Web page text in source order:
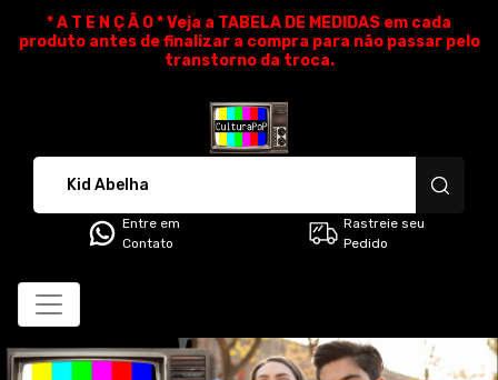
* A T E N Ç Ã O * Veja a TABELA DE MEDIDAS em cada
produto antes de finalizar a compra para não passar pelo
transtorno da troca.
Entre em
Contato
Rastreie seu
Pedido